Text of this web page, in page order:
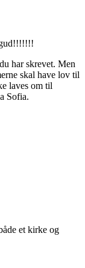
har skrevet. Men
skal have lov til
laves om til
Sofia.
et kirke og